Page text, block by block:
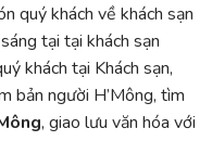
quý khách về khách sạn
tại tại khách sạn
khách tại Khách sạn,
bản người H’Mông, tìm
, giao lưu văn hóa với